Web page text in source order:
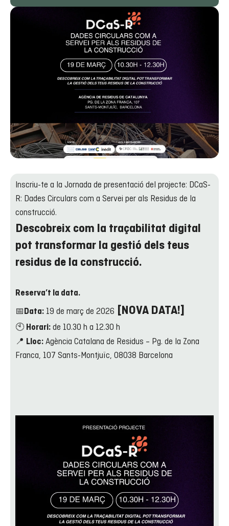
Inscriu-te a la Jornada de presentació del projecte: DCaS-
R: Dades Circulars com a Servei per als Residus de la
construcció.
Descobreix com la traçabilitat digital
pot transformar la gestió dels teus
residus de la construcció.
Reserva’t la data.
📅 Data: 19 de març de 2026 [NOVA DATA!]
🕙 Horari: de 10.30 h a 12.30 h
📍 Lloc: Agència Catalana de Residus – Pg. de la Zona
Franca, 107 Sants-Montjuïc, 08038 Barcelona